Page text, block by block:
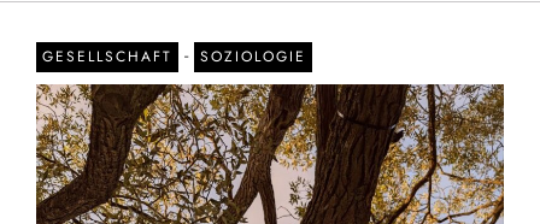
GESELLSCHAFT - SOZIOLOGIE